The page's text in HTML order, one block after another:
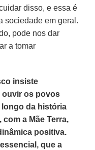
disso, e essa é
sociedade em geral.
pode nos dar
a tomar
insiste
ouvir os povos
da história
a Mãe Terra,
positiva.
que a